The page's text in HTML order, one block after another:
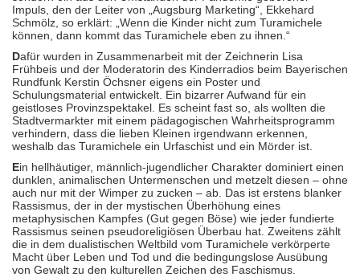
Impuls, den der Leiter von „Augsburg Marketing“, Ekkehard
Schmölz, so erklärt: „Wenn die Kinder nicht zum Turamichele
können, dann kommt das Turamichele eben zu ihnen.“
Dafür wurden in Zusammenarbeit mit der Zeichnerin Lisa
Frühbeis und der Moderatorin des Kinderradios beim Bayerischen
Rundfunk Kerstin Öchsner eigens ein Poster und
Schulungsmaterial entwickelt. Ein bizarrer Aufwand für ein
geistloses Provinzspektakel. Es scheint fast so, als wollten die
Stadtvermarkter mit einem pädagogischen Wahrheitsprogramm
verhindern, dass die lieben Kleinen irgendwann erkennen,
weshalb das Turamichele ein Urfaschist und ein Mörder ist.
Ein hellhäutiger, männlich-jugendlicher Charakter dominiert einen
dunklen, animalischen Untermenschen und metzelt diesen – ohne
auch nur mit der Wimper zu zucken – ab. Das ist erstens blanker
Rassismus, der in der mystischen Überhöhung eines
metaphysischen Kampfes (Gut gegen Böse) wie jeder fundierte
Rassismus seinen pseudoreligiösen Überbau hat. Zweitens zählt
die in dem dualistischen Weltbild vom Turamichele verkörperte
Macht über Leben und Tod und die bedingungslose Ausübung
von Gewalt zu den kulturellen Zeichen des Faschismus.